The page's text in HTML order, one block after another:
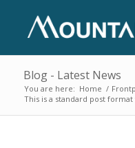
Blog - Latest News
You are here: Home /
This is a standard post